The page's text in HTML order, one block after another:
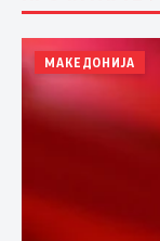
МАКЕДОНИЈА